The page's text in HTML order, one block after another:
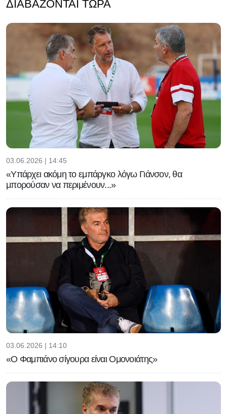
ΔΙΑΒΆΖΟΝΤΑΙ ΤΏΡΑ
03.06.2026 | 14:45
«Υπάρχει ακόμη το εμπάργκο λόγω Γιάνσον, θα
μπορούσαν να περιμένουν...»
03.06.2026 | 14:10
«Ο Φαμπιάνο σίγουρα είναι Ομονοιάτης»